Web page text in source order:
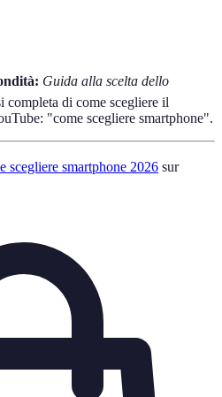
Guida alla scelta dello
completa di come scegliere il
"come scegliere smartphone".
scegliere smartphone 2026 sur